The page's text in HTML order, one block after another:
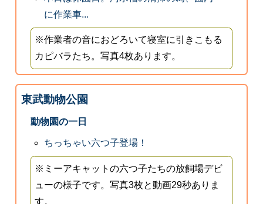
に作業車...
※作業者の音におどろいて寝室に引きこもる
カピバラたち。写真4枚あります。
東武動物公園
動物園の一日
ちっちゃい六つ子登場！
※ミーアキャットの六つ子たちの放飼場デビ
ューの様子です。写真3枚と動画29秒ありま
す。